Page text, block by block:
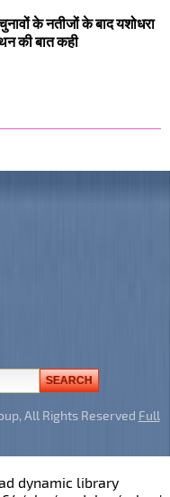
के नतीजों के बाद यशोधरा
की बात कही
All Rights Reserved Full
dynamic library